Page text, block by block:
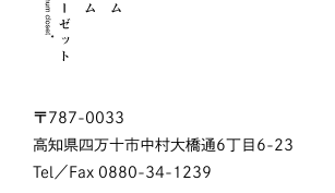
〒787-0033
高知県四万十市中村大橋通6丁目6-23
Tel／Fax 0880-34-1239